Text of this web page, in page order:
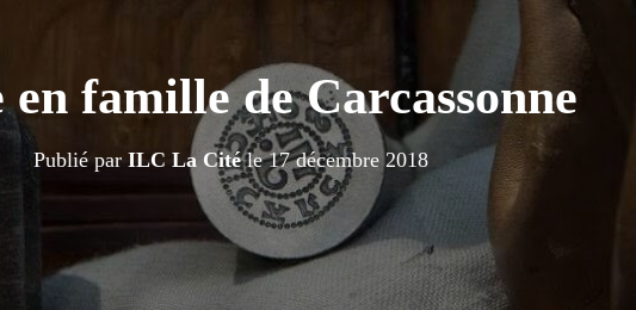
en famille de Carcassonne
Publié par ILC La Citéle17 décembre 2018